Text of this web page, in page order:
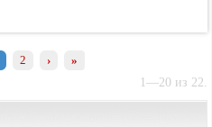
2 ›
»
1—20 из 22.